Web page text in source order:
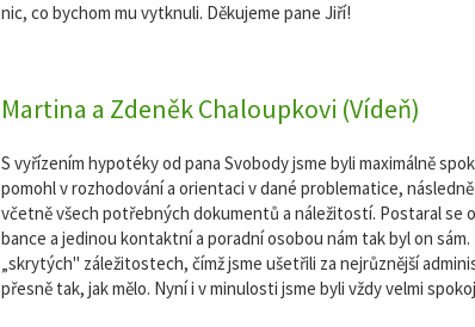
nic, co bychom mu vytknuli. Děkujeme pane Jiří!
Martina a Zdeněk Chaloupkovi (Vídeň)
S vyřízením hypotéky od pana Svobody jsme byli maximálně
pomohl v rozhodování a orientaci v dané problematice,
včetně všech potřebných dokumentů a náležitostí. Postaral se
bance a jedinou kontaktní a poradní osobou nám tak byl on
„skrytých" záležitostech, čímž jsme ušetřili za nejrůznější
přesně tak, jak mělo. Nyní i v minulosti jsme byli vždy velmi